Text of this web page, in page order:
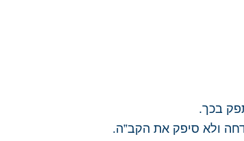
בכך.
ולא סיפק את הקב”ה.